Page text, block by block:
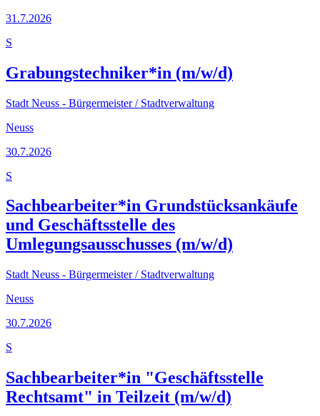
31.7.2026
S
Grabungstechniker*in (m/w/d)
Stadt Neuss - Bürgermeister / Stadtverwaltung
Neuss
30.7.2026
S
Sachbearbeiter*in Grundstücksankäufe
und Geschäftsstelle des
Umlegungsausschusses (m/w/d)
Stadt Neuss - Bürgermeister / Stadtverwaltung
Neuss
30.7.2026
S
Sachbearbeiter*in "Geschäftsstelle
Rechtsamt" in Teilzeit (m/w/d)